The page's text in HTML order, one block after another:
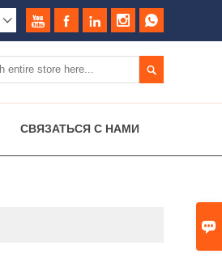

    


СВЯЗАТЬСЯ С НАМИ